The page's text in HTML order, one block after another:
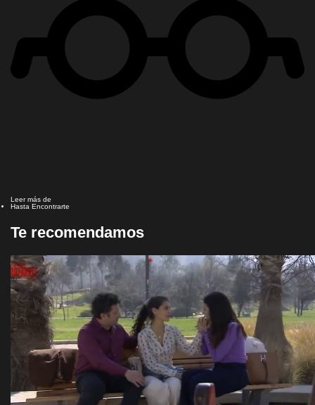
Leer más de
Hasta Encontrarte
Te recomendamos